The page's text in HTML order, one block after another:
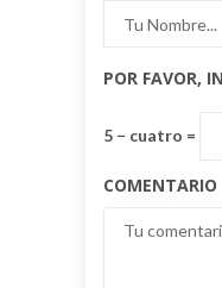
POR FAVOR,
5 − cuatro =
COMENTARIO